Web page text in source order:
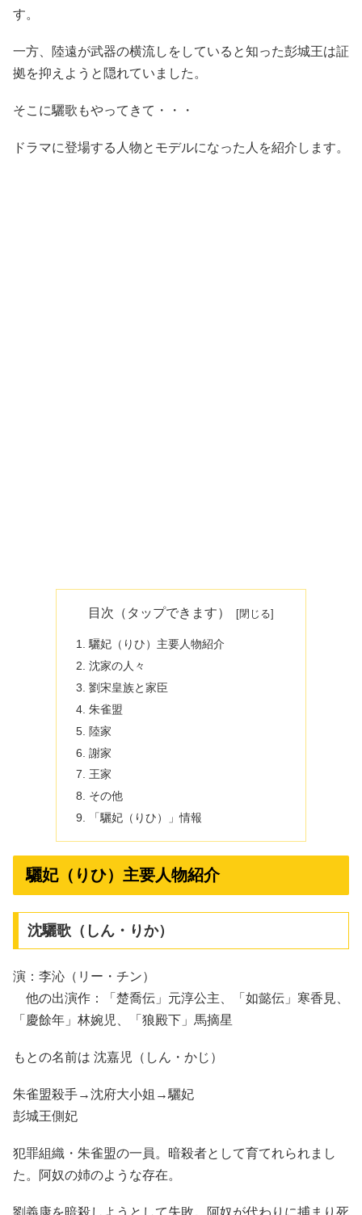
す。
一方、陸遠が武器の横流しをしていると知った彭城王は証
拠を抑えようと隠れていました。
そこに驪歌もやってきて・・・
ドラマに登場する人物とモデルになった人を紹介します。
目次（タップできます）
驪妃（りひ）主要人物紹介
沈家の人々
劉宋皇族と家臣
朱雀盟
陸家
謝家
王家
その他
「驪妃（りひ）」情報
驪妃（りひ）主要人物紹介
沈驪歌（しん・りか）
演：李沁（リー・チン）
他の出演作：「楚喬伝」元淳公主、「如懿伝」寒香見、
「慶餘年」林婉児、「狼殿下」馬摘星
もとの名前は 沈嘉児（しん・かじ）
朱雀盟殺手→沈府大小姐→驪妃
彭城王側妃
犯罪組織・朱雀盟の一員。暗殺者として育てれられまし
た。阿奴の姉のような存在。